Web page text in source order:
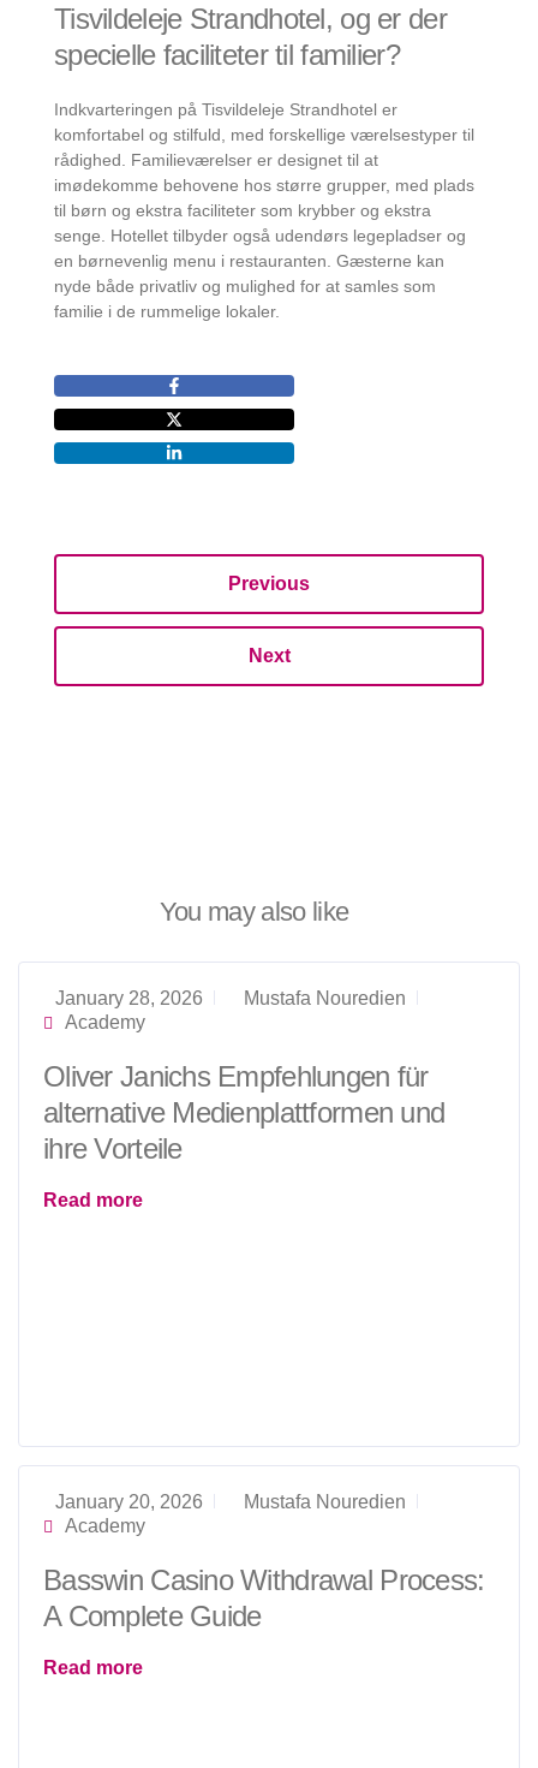
Tisvildeleje Strandhotel, og er der
specielle faciliteter til familier?
Indkvarteringen på Tisvildeleje Strandhotel er
komfortabel og stilfuld, med forskellige værelsestyper til
rådighed. Familieværelser er designet til at
imødekomme behovene hos større grupper, med plads
til børn og ekstra faciliteter som krybber og ekstra
senge. Hotellet tilbyder også udendørs legepladser og
en børnevenlig menu i restauranten. Gæsterne kan
nyde både privatliv og mulighed for at samles som
familie i de rummelige lokaler.
Previous
Next
You may also like
January 28, 2026
Mustafa Nouredien
Academy
Oliver Janichs Empfehlungen für
alternative Medienplattformen und
ihre Vorteile
Read more
January 20, 2026
Mustafa Nouredien
Academy
Basswin Casino Withdrawal Process:
A Complete Guide
Read more